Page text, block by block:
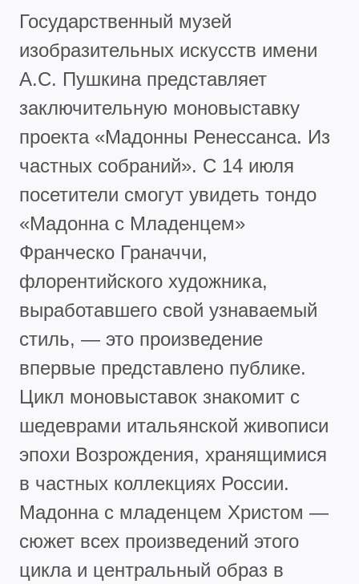
Государственный музей
изобразительных искусств имени
А.С. Пушкина представляет
заключительную моновыставку
проекта «Мадонны Ренессанса. Из
частных собраний». С 14 июля
посетители смогут увидеть тондо
«Мадонна с Младенцем»
Франческо Граначчи,
флорентийского художника,
выработавшего свой узнаваемый
стиль, — это произведение
впервые представлено публике.
Цикл моновыставок знакомит с
шедеврами итальянской живописи
эпохи Возрождения, хранящимися
в частных коллекциях России.
Мадонна с младенцем Христом —
сюжет всех произведений этого
цикла и центральный образ в